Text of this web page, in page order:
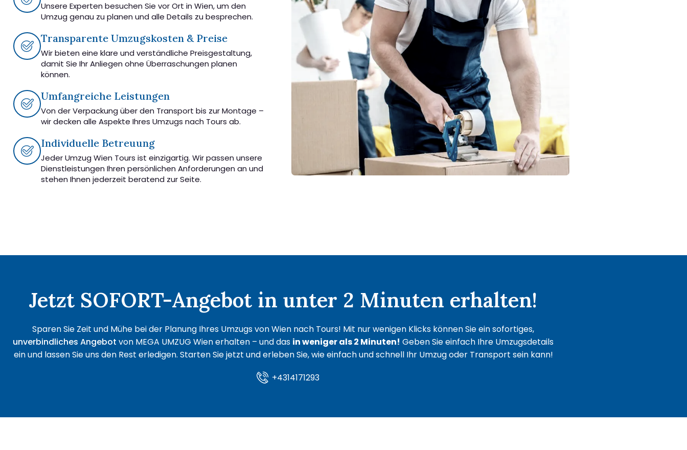
Unsere Experten besuchen Sie vor Ort in Wien, um den
Umzug genau zu planen und alle Details zu besprechen.
Transparente Umzugskosten & Preise
Wir bieten eine klare und verständliche Preisgestaltung,
damit Sie Ihr Anliegen ohne Überraschungen planen
können.
Umfangreiche Leistungen
Von der Verpackung über den Transport bis zur Montage –
wir decken alle Aspekte Ihres Umzugs nach Tours ab.
Individuelle Betreuung
Jeder Umzug Wien Tours ist einzigartig. Wir passen unsere
Dienstleistungen Ihren persönlichen Anforderungen an und
stehen Ihnen jederzeit beratend zur Seite.
Jetzt SOFORT-Angebot in unter 2 Minuten erhalten!
Sparen Sie Zeit und Mühe bei der Planung Ihres Umzugs von Wien nach Tours! Mit nur wenigen Klicks können Sie ein sofortiges,
unverbindliches Angebot von MEGA UMZUG Wien erhalten – und das in weniger als 2 Minuten! Geben Sie einfach Ihre Umzugsdetails
ein und lassen Sie uns den Rest erledigen. Starten Sie jetzt und erleben Sie, wie einfach und schnell Ihr Umzug oder Transport sein kann!
+4314171293